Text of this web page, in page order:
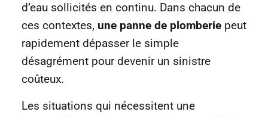
d’eau sollicités en continu. Dans chacun de
ces contextes, une panne de plomberie peut
rapidement dépasser le simple
désagrément pour devenir un sinistre
coûteux.
Les situations qui nécessitent une